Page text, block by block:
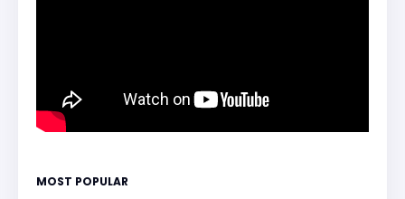
MOST POPULAR